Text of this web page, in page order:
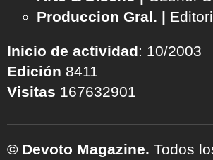
Produccion Gral. |
Inicio de actividad: 10/2003
Edición 8411
Visitas 167632901
© Devoto Magazine. Todos